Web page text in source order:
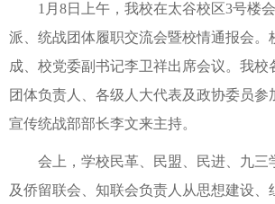
1月8日上午，我校在太谷校区3号楼
派、统战团体履职交流会暨校情通报会。
成、校党委副书记李卫祥出席会议。我校
团体负责人、各级人大代表及政协委员参
宣传统战部部长李文来主持。
会上，学校民革、民盟、民进、九三
及侨留联会、知联会负责人从思想建设、